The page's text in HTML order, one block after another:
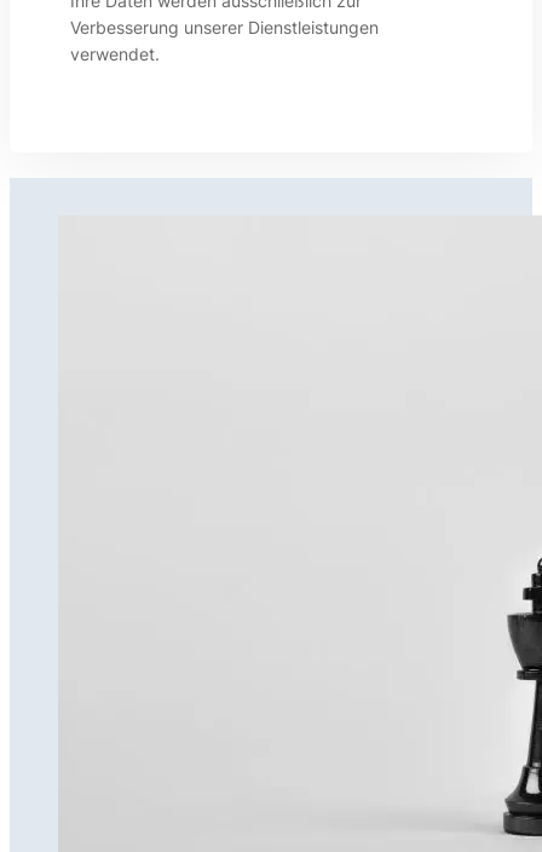
Verbesserung unserer Dienstleistungen
verwendet.